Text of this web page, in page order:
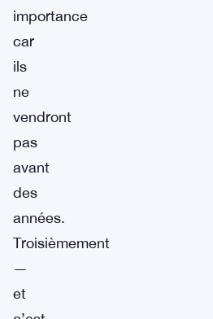
importance
car
ils
ne
vendront
pas
avant
des
années.
Troisièmement
—
et